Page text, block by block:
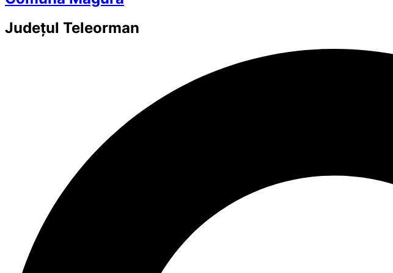
Județul Teleorman